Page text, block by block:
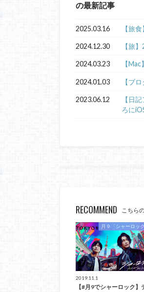
の最新記事
2025.03.16 【旅
2024.12.30 【旅
2024.03.23 【
2024.01.03 【ブ
2023.06.12
【日
ろに
RECOMMEND こちら
月９「シャーロック
2019.11.1
【#月9でシャーロック】